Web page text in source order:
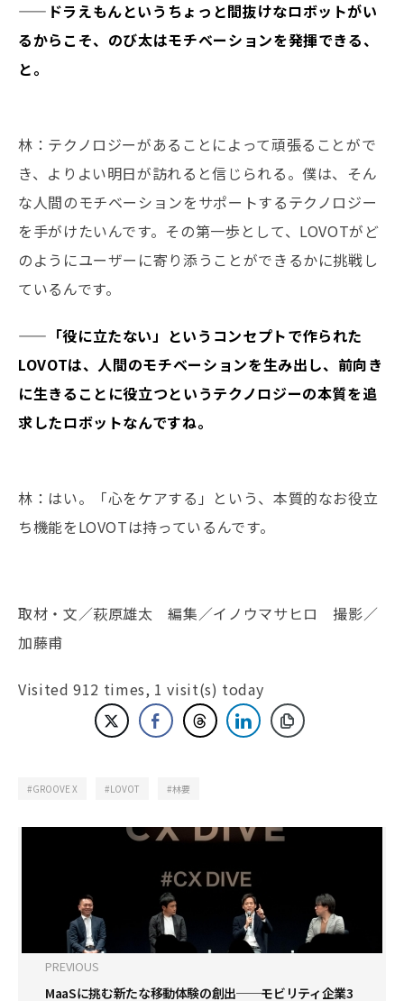
——ドラえもんというちょっと間抜けなロボットがい
るからこそ、のび太はモチベーションを発揮できる、
と。
林：テクノロジーがあることによって頑張ることがで
き、よりよい明日が訪れると信じられる。僕は、そん
な人間のモチベーションをサポートするテクノロジー
を手がけたいんです。その第一歩として、LOVOTがど
のようにユーザーに寄り添うことができるかに挑戦し
ているんです。
——「役に立たない」というコンセプトで作られた
LOVOTは、人間のモチベーションを生み出し、前向き
に生きることに役立つというテクノロジーの本質を追
求したロボットなんですね。
林：はい。「心をケアする」という、本質的なお役立
ち機能をLOVOTは持っているんです。
取材・文／萩原雄太 編集／イノウマサヒロ 撮影／
加藤甫
Visited 912 times, 1 visit(s) today
GROOVE X LOVOT 林要
PREVIOUS
MaaSに挑む新たな移動体験の創出──モビリティ企業3